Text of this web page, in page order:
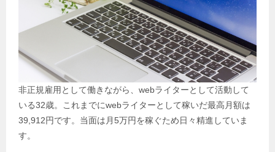
非正規雇用として働きながら、webライターとして活動して
いる32歳。これまでにwebライターとして稼いだ最高月額は
39,912円です。当面は月5万円を稼ぐため日々精進していま
す。